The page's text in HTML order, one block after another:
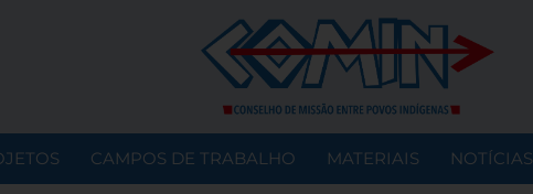
CAMPOS DE TRABALHO MATERIAIS NOTÍCIAS